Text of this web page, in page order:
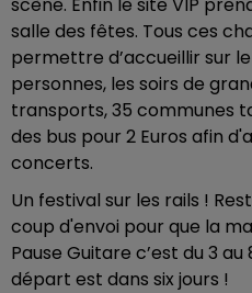
salle des fêtes. Tous ces
permettre d’accueillir sur
personnes, les soirs de
transports, 35 communes
des bus pour 2 Euros afin
concerts.
Un festival sur les rails !
coup d'envoi pour que la
Pause Guitare c’est du 3 au
départ est dans six jours !